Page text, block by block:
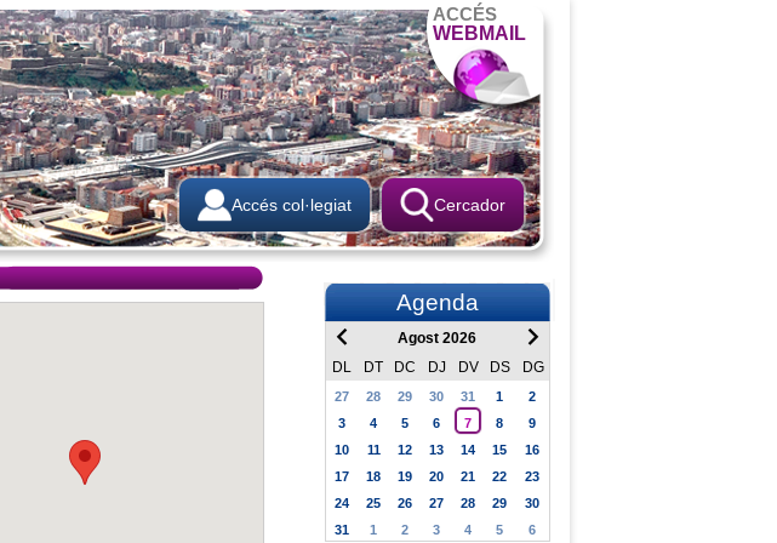
ACCÉS
WEBMAIL
Cercador
Accés col·legiat
Agenda
Agost 2026
DL
DT DC DJ DV DS DG
27 28 29 30 31 1
2
3
4 5 6 7 8
9
10
11 12 13 14 15
16
17
18 19 20 21 22
23
24
25 26 27 28 29
30
31
1 2 3 4 5 6